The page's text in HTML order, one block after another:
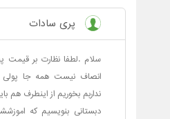
پری سادات
سلام .لطفا نظارت بر قیمت
انصاف نیست همه جا پولی
نداربم بخوریم از اینطرف هم
دبستانی بنویسیم که